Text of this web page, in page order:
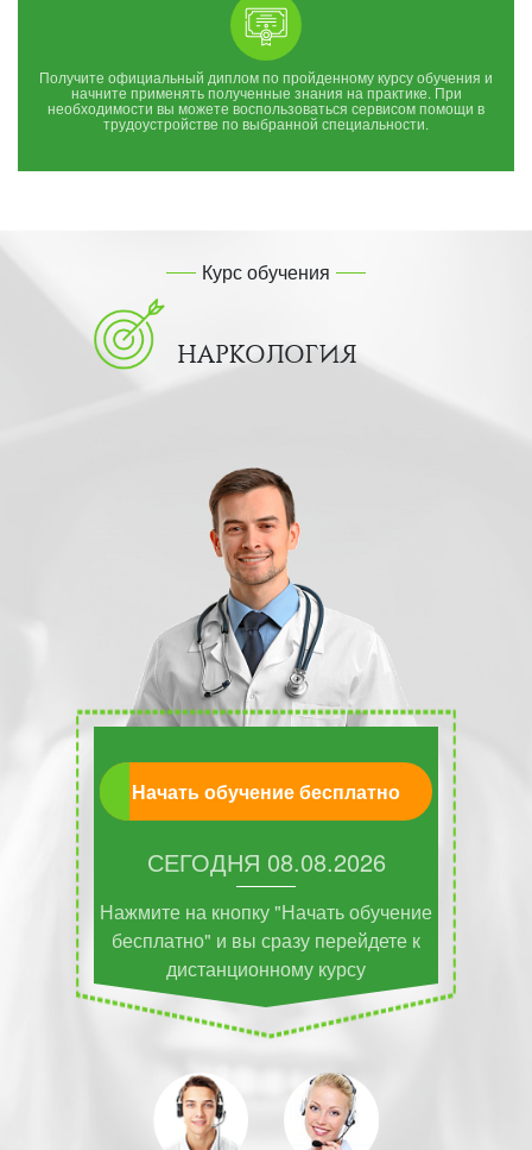
Получите официальный диплом по пройденному курсу обучения и
начните применять полученные знания на практике. При
необходимости вы можете воспользоваться сервисом помощи в
трудоустройстве по выбранной специальности.
Курс обучения
НАРКОЛОГИЯ
Начать обучение бесплатно
СЕГОДНЯ 08.08.2026
Нажмите на кнопку "Начать обучение
бесплатно" и вы сразу перейдете к
дистанционному курсу